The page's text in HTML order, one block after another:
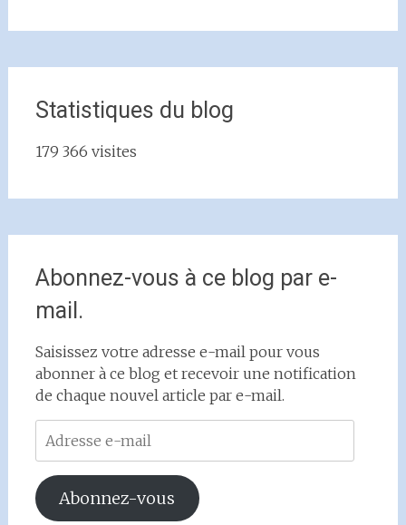
Statistiques du blog
179 366 visites
Abonnez-vous à ce blog par e-
mail.
Saisissez votre adresse e-mail pour vous
abonner à ce blog et recevoir une notification
de chaque nouvel article par e-mail.
Adresse
e-
mail
Abonnez-vous